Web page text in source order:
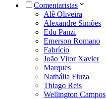
Comentaristas
Alê Oliveira
Alexandre Simões
Edu Panzi
Emerson Romano
Fabrício
João Vitor Xavier
Marques
Nathália Fiuza
Thiago Reis
Wellington Campos